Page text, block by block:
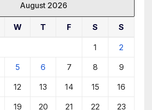
August 2026
W T F S S
1 2
5 6 7 8 9
12 13 14 15 16
19 20 21 22 23